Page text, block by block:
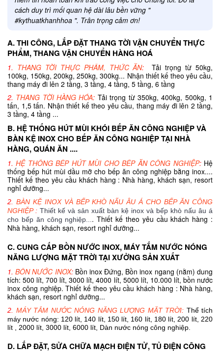
cách duy trì mối quan hệ dài lâu bền vững "
#kythuatkhanhhoa ". Trân trọng cảm ơn!
A. THI CÔNG, LẮP ĐẶT THANG TỜI VẬN CHUYỂN THỰC
PHẨM, THANG VẬN CHUYỂN HÀNG HOÁ
1. THANG TỜI THỰC PHẨM, THỨC ĂN:
Tải trọng từ 50kg,
100kg, 150kg, 200kg, 250kg, 300kg... Nhận thiết kế theo yêu cầu,
thang máy đi lên 2 tầng, 3 tầng, 4 tầng, 5 tầng, 6 tầng
2. THANG TỜI HÀNG HÓA: Tải trọng từ 350kg, 400kg, 500kg, 1
tấn, 1,5 tấn. Nhận thiết kế theo yêu cầu, thang máy đi lên 2 tầng,
3 tầng, 4 tầng ...
B. HỆ THỐNG HÚT MÙI KHÓI BẾP ĂN CÔNG NGHIỆP VÀ
BÀN KỆ INOX CHO BẾP ĂN CÔNG NGHIỆP TẠI NHÀ
HÀNG, QUÁN ĂN ....
1.HỆ THỐNG BẾP HÚT MÙI CHO BẾP ĂN CÔNG NGHIỆP: Hệ
thống bếp hút mùi dầu mỡ cho bếp ăn công nghiệp bằng inox....
Thiết kế theo yêu cầu khách hàng : Nhà hàng, khách sạn, resort
nghỉ dưỡng...
2. BÀN KỆ INOX VÀ BẾP KHÒ NẤU ÂU Á CHO BẾP ĂN CÔNG
NGHIỆP : Thiết kế và sản xuất bàn kệ inox và bếp khò nấu âu á
cho bếp ăn công nghiệp... . Thiết kế theo yêu cầu khách hàng :
Nhà hàng, khách sạn, resort nghỉ dưỡng...
C. CUNG CẤP BỒN NƯỚC INOX, MÁY TẮM NƯỚC NÓNG
NĂNG LƯỢNG MẶT TRỜI TẠI XƯỞNG SẢN XUẤT
1.BỒN NƯỚC INOX: Bồn inox Đứng, Bồn inox ngang (nằm) dung
tích: 500 lít, 700 lít, 3000 lít, 4000 lít, 5000 lít, 10.000 lít, bồn nước
inox công nghiệp. Thiết kế theo yêu cầu khách hàng : Nhà hàng,
khách sạn, resort nghỉ dưỡng...
2. MÁY TẮM NƯỚC NÓNG NĂNG LƯỢNG MẶT TRỜI: Thể tích
máy nước nóng: 120 lít, 140 lít, 150 lít, 160 lít, 180 lít, 200 lít, 220
lít , 2000 lít, 3000 lít, 6000 lít, Dàn nước nóng công nghiệp.
D. LẮP ĐẶT, SỬA CHỮA MẠCH ĐIỆN TỬ, TỦ ĐIỆN CÔNG